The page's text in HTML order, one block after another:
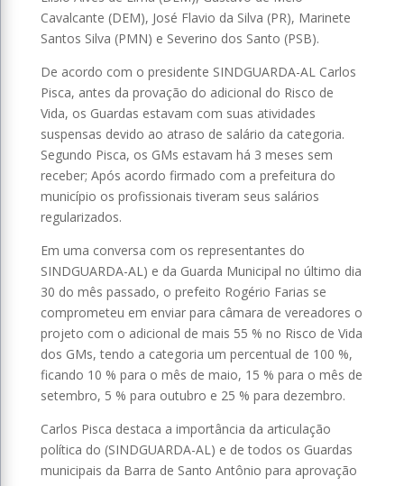
Cavalcante (DEM), José Flavio da Silva (PR), Marinete
Santos Silva (PMN) e Severino dos Santo (PSB).
De acordo com o presidente SINDGUARDA-AL Carlos
Pisca, antes da provação do adicional do Risco de
Vida, os Guardas estavam com suas atividades
suspensas devido ao atraso de salário da categoria.
Segundo Pisca, os GMs estavam há 3 meses sem
receber; Após acordo firmado com a prefeitura do
município os profissionais tiveram seus salários
regularizados.
Em uma conversa com os representantes do
SINDGUARDA-AL) e da Guarda Municipal no último dia
30 do mês passado, o prefeito Rogério Farias se
comprometeu em enviar para câmara de vereadores o
projeto com o adicional de mais 55 % no Risco de Vida
dos GMs, tendo a categoria um percentual de 100 %,
ficando 10 % para o mês de maio, 15 % para o mês de
setembro, 5 % para outubro e 25 % para dezembro.
Carlos Pisca destaca a importância da articulação
política do (SINDGUARDA-AL) e de todos os Guardas
municipais da Barra de Santo Antônio para aprovação